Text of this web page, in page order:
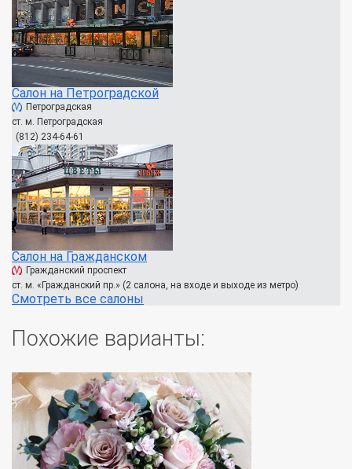
Салон на Петроградской
Петроградская
ст. м. Петроградская
(812) 234-64-61
Салон на Гражданском
Гражданский проспект
ст. м. «Гражданский пр.» (2 салона, на входе и выходе из метро)
Смотреть все салоны
Похожие варианты: